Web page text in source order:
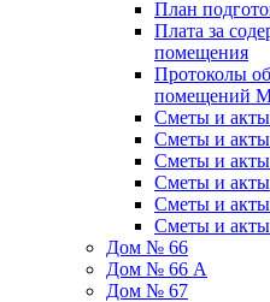
План
Плата за
помещения
Протоколы
помещений
Сметы и
Сметы и
Сметы и
Сметы и
Сметы и
Сметы и
Дом № 66
Дом № 66 А
Дом № 67